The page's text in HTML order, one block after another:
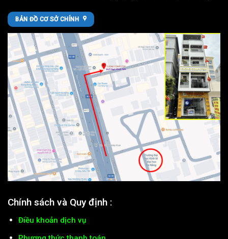
BẢN ĐỒ CƠ SỞ CHÍNH
Chính sách và Quy định :
Điều khoản dịch vụ